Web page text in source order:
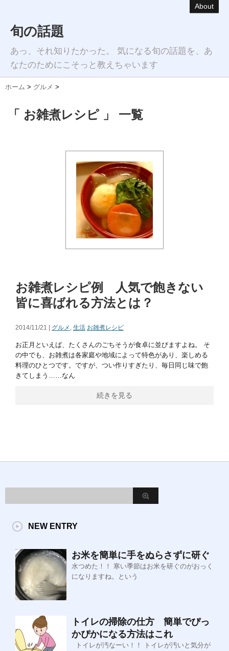
About
旬の話題
あっ、それ知りたかった。 気になる旬の話題を、あ
なたのためにこそっと教えちゃいます
ホーム > グルメ >
「 お雑煮レシピ 」 一覧
お雑煮レシピ例 人気で飽きない
皆に喜ばれる方法とは？
2014/11/21 | グルメ , 生活 お雑煮レシピ
お正月といえば、たくさんのごちそうが食卓に並びますよね。 そ
の中でも、お雑煮は各家庭や地域によって特色があり、楽しめる
料理のひとつです。ですが、つい作りすぎたり、毎日同じ味で飽
きてしまう……なん
続きを見る
NEW ENTRY
お米を簡単に手をぬらさずに研ぐ
水つめた！！ 寒い季節はお米を研ぐのがおっく
になりますね。という
トイレの掃除の仕方 簡単でぴっ
かぴかになる方法はこれ
トイレが汚なーい！！ トイレが汚いと気分が